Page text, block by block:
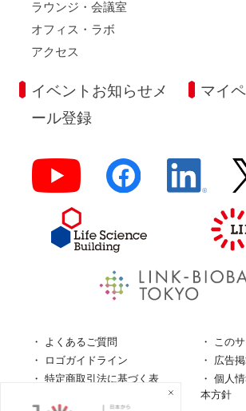
ラウンジ・会議室
オフィス・ラボ
アクセス
イベントお知らせメ
ール登録
マイ
よくあるご質問
この
ロゴガイドライン
広告
特定商取引法に基づく表
個人
本方針